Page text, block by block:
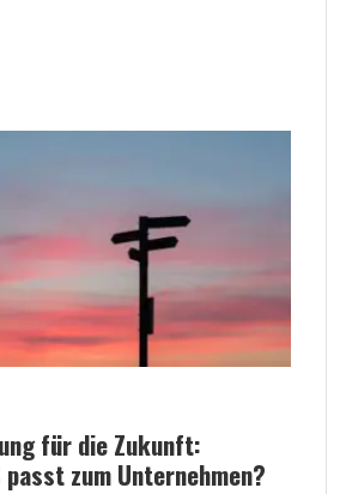
für die Zukunft:
passt zum Unternehmen?